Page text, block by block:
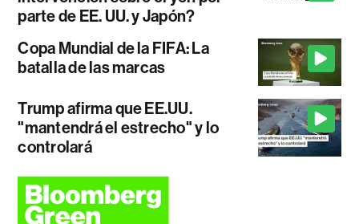
parte de EE. UU. y Japón?
Copa Mundial de la FIFA: La
batalla de las marcas
Trump afirma que EE.UU.
"mantendrá el estrecho" y lo
controlará